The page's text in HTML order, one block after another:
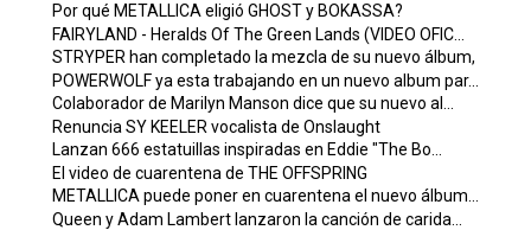
Por qué METALLICA eligió GHOST y BOKASSA?
FAIRYLAND - Heralds Of The Green Lands (VIDEO OFIC...
STRYPER han completado la mezcla de su nuevo álbum,
POWERWOLF ya esta trabajando en un nuevo album par...
Colaborador de Marilyn Manson dice que su nuevo al...
Renuncia SY KEELER vocalista de Onslaught
Lanzan 666 estatuillas inspiradas en Eddie "The Bo...
El video de cuarentena de THE OFFSPRING
METALLICA puede poner en cuarentena el nuevo álbum...
Queen y Adam Lambert lanzaron la canción de carida...